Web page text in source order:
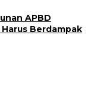
APBD
Berdampak